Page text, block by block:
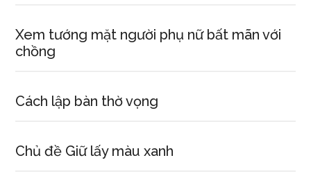
Xem tướng mặt người phụ nữ bất mãn với
chồng
Cách lập bàn thờ vọng
Chủ đề Giữ lấy màu xanh